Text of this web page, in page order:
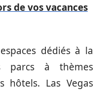
de vos vacances
dédiés à la
parcs à thèmes
hôtels. Las Vegas